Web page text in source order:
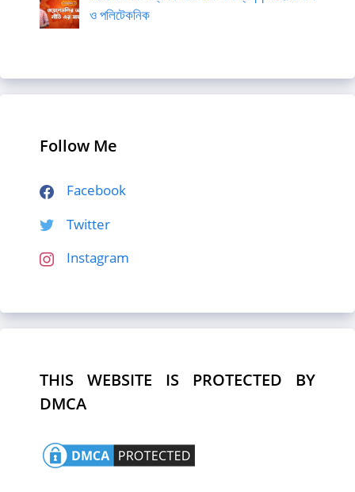
ও পলিটেকনিক
Follow Me
Facebook
Twitter
Instagram
THIS WEBSITE IS PROTECTED BY
DMCA